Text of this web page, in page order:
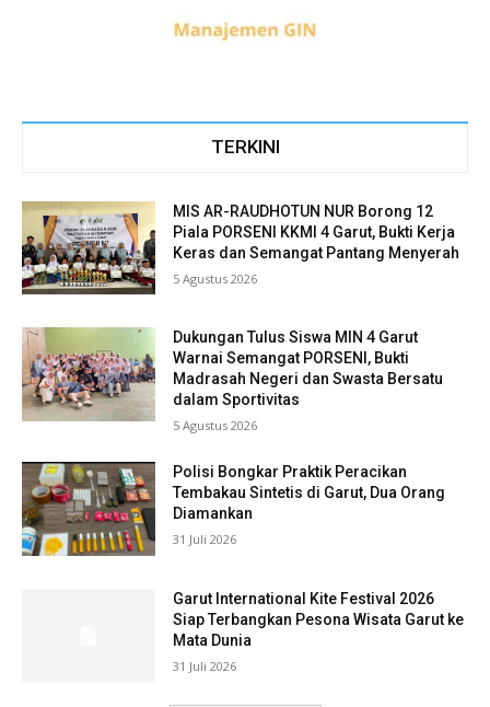
TERKINI
MIS AR-RAUDHOTUN NUR Borong 12
Piala PORSENI KKMI 4 Garut, Bukti Kerja
Keras dan Semangat Pantang Menyerah
5 Agustus 2026
Dukungan Tulus Siswa MIN 4 Garut
Warnai Semangat PORSENI, Bukti
Madrasah Negeri dan Swasta Bersatu
dalam Sportivitas
5 Agustus 2026
Polisi Bongkar Praktik Peracikan
Tembakau Sintetis di Garut, Dua Orang
Diamankan
31 Juli 2026
Garut International Kite Festival 2026
Siap Terbangkan Pesona Wisata Garut ke
Mata Dunia
31 Juli 2026